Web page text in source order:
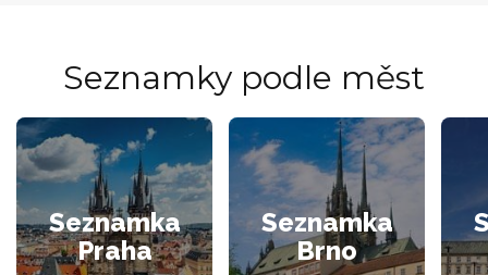
Seznamky podle měst
Seznamka
Praha
Seznamka
Brno